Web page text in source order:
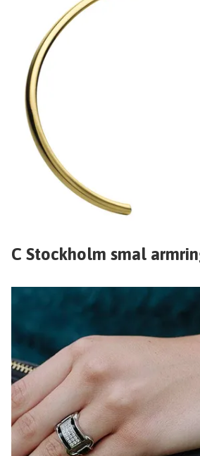
C Stockholm smal